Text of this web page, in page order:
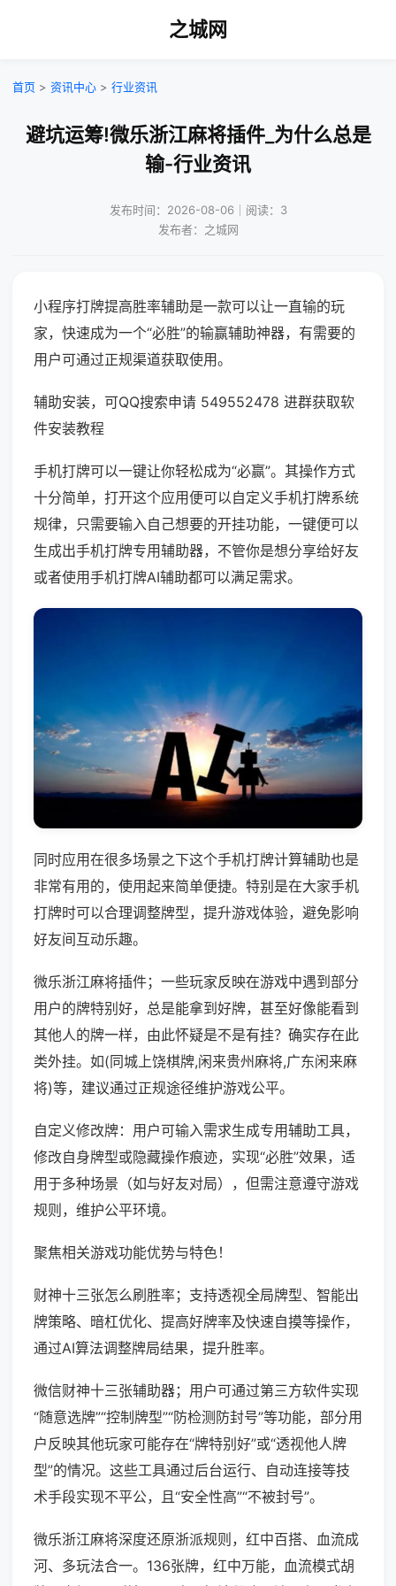
之城网
首页 > 资讯中心 > 行业资讯
避坑运筹!微乐浙江麻将插件_为什么总是
输-行业资讯
发布时间：2026-08-06｜阅读：3
发布者：之城网
小程序打牌提高胜率辅助是一款可以让一直输的玩
家，快速成为一个“必胜”的输赢辅助神器，有需要的
用户可通过正规渠道获取使用。
辅助安装，可QQ搜索申请 549552478 进群获取软
件安装教程
手机打牌可以一键让你轻松成为“必赢”。其操作方式
十分简单，打开这个应用便可以自定义手机打牌系统
规律，只需要输入自己想要的开挂功能，一键便可以
生成出手机打牌专用辅助器，不管你是想分享给好友
或者使用手机打牌AI辅助都可以满足需求。
同时应用在很多场景之下这个手机打牌计算辅助也是
非常有用的，使用起来简单便捷。特别是在大家手机
打牌时可以合理调整牌型，提升游戏体验，避免影响
好友间互动乐趣。
微乐浙江麻将插件；一些玩家反映在游戏中遇到部分
用户的牌特别好，总是能拿到好牌，甚至好像能看到
其他人的牌一样，由此怀疑是不是有挂？确实存在此
类外挂。如(同城上饶棋牌,闲来贵州麻将,广东闲来麻
将)等，建议通过正规途径维护游戏公平。
自定义修改牌：用户可输入需求生成专用辅助工具，
修改自身牌型或隐藏操作痕迹，实现“必胜”效果，适
用于多种场景（如与好友对局），但需注意遵守游戏
规则，维护公平环境。
聚焦相关游戏功能优势与特色！
财神十三张怎么刷胜率；支持透视全局牌型、智能出
牌策略、暗杠优化、提高好牌率及快速自摸等操作，
通过AI算法调整牌局结果，提升胜率。
微信财神十三张辅助器；用户可通过第三方软件实现
“随意选牌”“控制牌型”“防检测防封号”等功能，部分用
户反映其他玩家可能存在“牌特别好”或“透视他人牌
型”的情况。这些工具通过后台运行、自动连接等技
术手段实现不平公，且“安全性高”“不被封号”。
微乐浙江麻将深度还原浙派规则，红中百搭、血流成
河、多玩法合一。136张牌，红中万能，血流模式胡